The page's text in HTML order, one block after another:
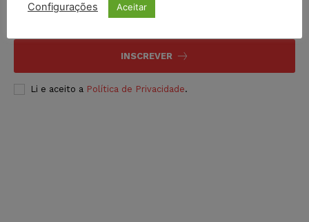
INSCREVER
Li e aceito a Política de Privacidade.
Configurações Aceitar